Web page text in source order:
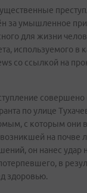
за умышленное
для жизни
используемого в
со ссылкой на
по улице
с которым они
на почве
он нанес удар
в
здоровью.